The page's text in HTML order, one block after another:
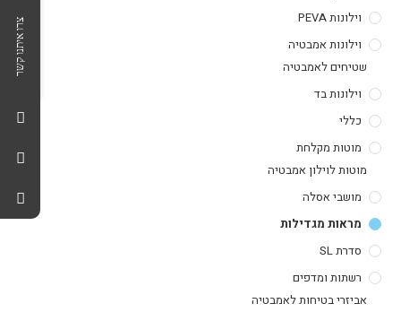
וילונות PEVA
וילונות אמבטיה
שטיחים לאמבטיה
וילונות בד
כללי
מוטות מקלחת
מוטות לוילון אמבטיה
מושבי אסלה
מראות מגדילות
סדרת SL
רשתות ומדפים
אביזרי בטיחות לאמבטיה
צרו איתנו קשר